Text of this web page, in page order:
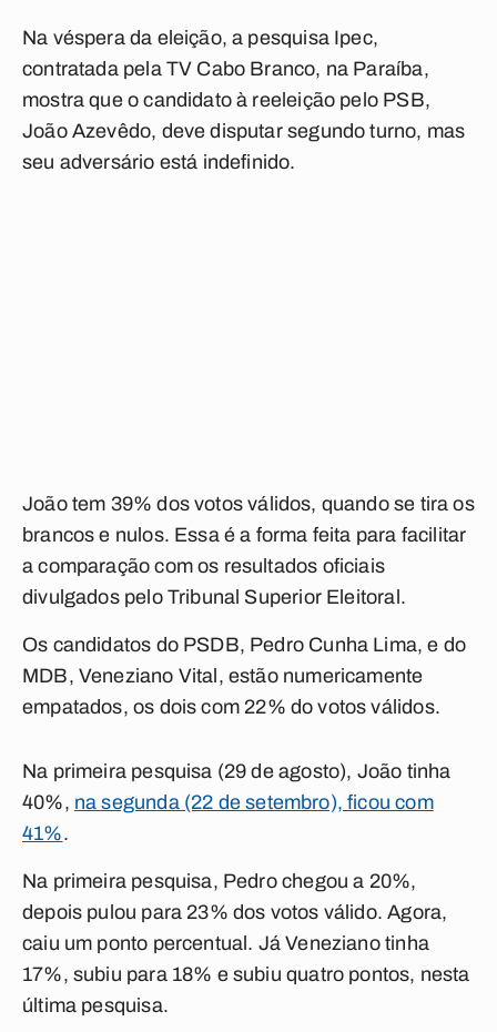
Na véspera da eleição, a pesquisa Ipec,
contratada pela TV Cabo Branco, na Paraíba,
mostra que o candidato à reeleição pelo PSB,
João Azevêdo, deve disputar segundo turno, mas
seu adversário está indefinido.
João tem 39% dos votos válidos, quando se tira os
brancos e nulos. Essa é a forma feita para facilitar
a comparação com os resultados oficiais
divulgados pelo Tribunal Superior Eleitoral.
Os candidatos do PSDB, Pedro Cunha Lima, e do
MDB, Veneziano Vital, estão numericamente
empatados, os dois com 22% do votos válidos.
Na primeira pesquisa (29 de agosto), João tinha
40%, na segunda (22 de setembro), ficou com
41%.
Na primeira pesquisa, Pedro chegou a 20%,
depois pulou para 23% dos votos válido. Agora,
caiu um ponto percentual. Já Veneziano tinha
17%, subiu para 18% e subiu quatro pontos, nesta
última pesquisa.